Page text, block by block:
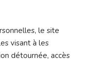
le site
visant à les
détournée, accès